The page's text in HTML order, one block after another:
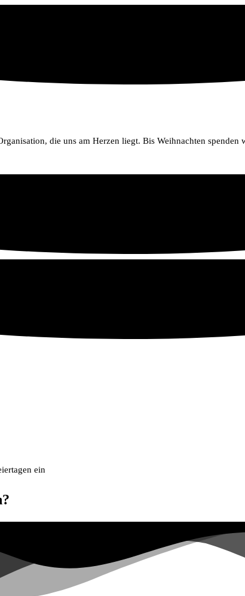
die uns am Herzen liegt. Bis Weihnachten
ein